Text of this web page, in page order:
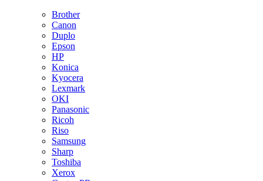
Brother
Canon
Duplo
Epson
HP
Konica
Kyocera
Lexmark
OKI
Panasonic
Ricoh
Riso
Samsung
Sharp
Toshiba
Xerox